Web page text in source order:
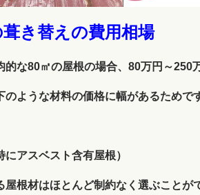
き替えの費用相場
的な80㎡の屋根の場合、80万円～250
のような材料の価格に幅があるためで
にアスベスト含有屋根）
屋根材はほとんど制約なく選ぶこと